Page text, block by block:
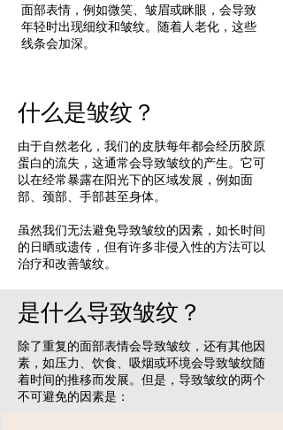
面部表情，例如微笑、皱眉或眯眼，会导致
年轻时出现细纹和皱纹。随着人老化，这些
线条会加深。
什么是皱纹？
由于自然老化，我们的皮肤每年都会经历胶原
蛋白的流失，这通常会导致皱纹的产生。它可
以在经常暴露在阳光下的区域发展，例如面
部、颈部、手部甚至身体。 ​​​
虽然我们无法避免导致皱纹的因素，如长时间
的日晒或遗传，但有许多非侵入性的方法可以
治疗和改善皱纹。
是什么导致皱纹？
除了重复的面部表情会导致皱纹，还有其他因
素，如压力、饮食、吸烟或环境会导致皱纹随
着时间的推移而发展。但是，导致皱纹的两个
不可避免的因素是：